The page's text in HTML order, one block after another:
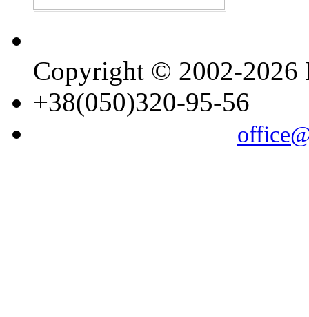
Copyright © 2002-
+38(050)320-95-56